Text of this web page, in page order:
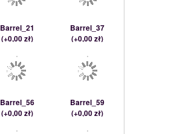
Barrel_21
(+0,00 zł)
Barrel_37
(+0,00 zł)
Barrel_56
(+0,00 zł)
Barrel_59
(+0,00 zł)